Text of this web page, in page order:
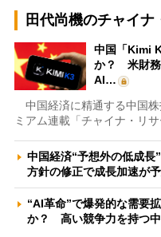
田代尚機のチャイナ
中国「Kimi
か？ 米財務
AI…
中国経済に精通する中国
ミアム連載「チャイナ・リ
中国経済“予想外の低成
方針の修正で成長加速が
“AI革命”で爆発的な需要
か？ 高い競争力を持つ